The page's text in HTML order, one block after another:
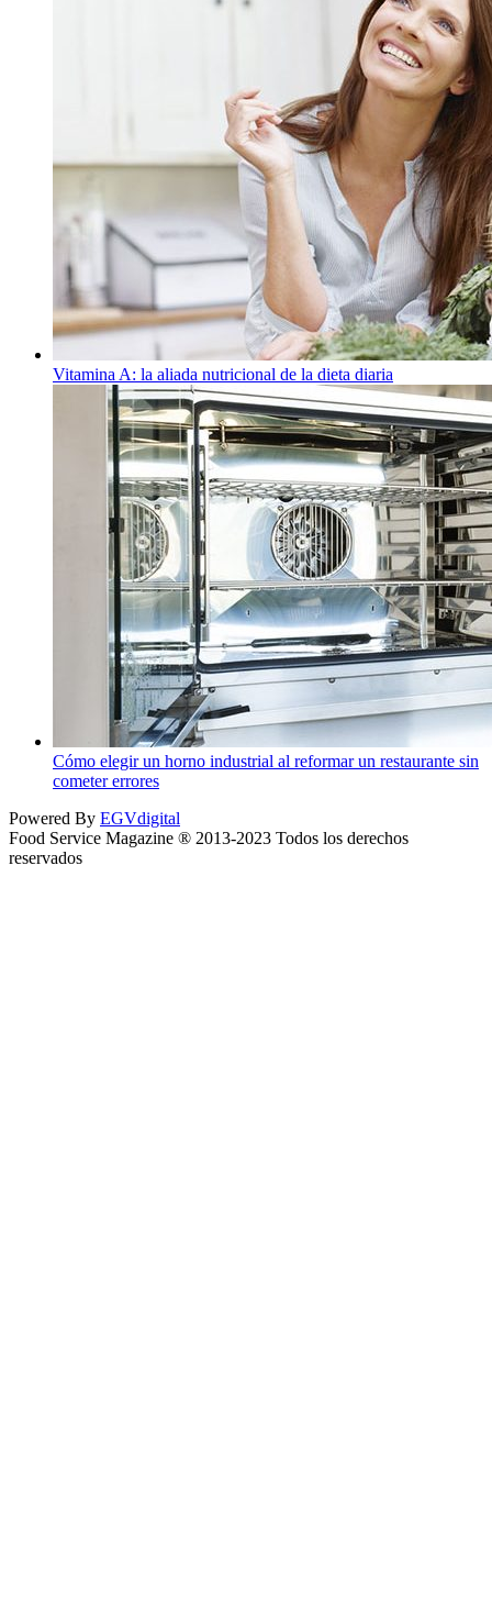
Vitamina A: la aliada nutricional de la dieta diaria
Cómo elegir un horno industrial al reformar un restaurante sin
cometer errores
Powered By EGVdigital
Food Service Magazine ® 2013-2023 Todos los derechos
reservados